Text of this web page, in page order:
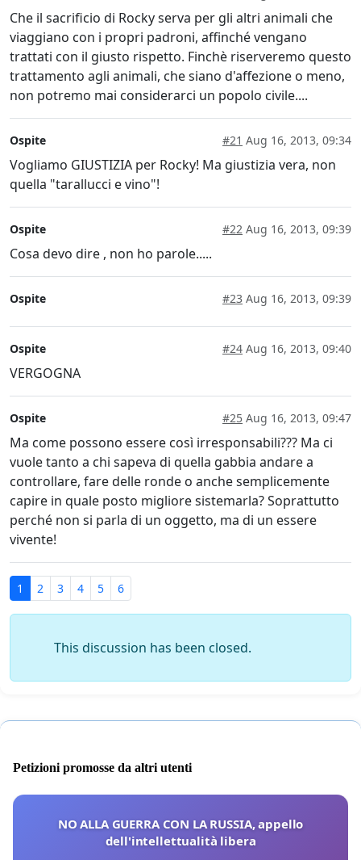
Che il sacrificio di Rocky serva per gli altri animali che
viaggiano con i propri padroni, affinché vengano
trattati con il giusto rispetto. Finchè riserveremo questo
trattamento agli animali, che siano d'affezione o meno,
non potremo mai considerarci un popolo civile....
Ospite #21 Aug 16, 2013, 09:34
Vogliamo GIUSTIZIA per Rocky! Ma giustizia vera, non
quella "tarallucci e vino"!
Ospite #22 Aug 16, 2013, 09:39
Cosa devo dire , non ho parole.....
Ospite #23 Aug 16, 2013, 09:39
Ospite #24 Aug 16, 2013, 09:40
VERGOGNA
Ospite #25 Aug 16, 2013, 09:47
Ma come possono essere così irresponsabili??? Ma ci
vuole tanto a chi sapeva di quella gabbia andare a
controllare, fare delle ronde o anche semplicemente
capire in quale posto migliore sistemarla? Soprattutto
perché non si parla di un oggetto, ma di un essere
vivente!
1 2 3 4 5 6
This discussion has been closed.
Petizioni promosse da altri utenti
NO ALLA GUERRA CON LA RUSSIA, appello
dell'intellettualità libera